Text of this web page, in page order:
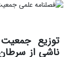
ناشی از